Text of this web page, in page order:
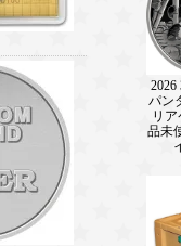
2026
パン
リ
品未